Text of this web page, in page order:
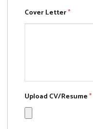
Cover Letter*
Upload CV/Resume*